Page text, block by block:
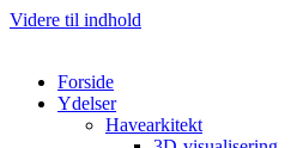
Videre til indhold
Forside
Ydelser
Havearkitekt